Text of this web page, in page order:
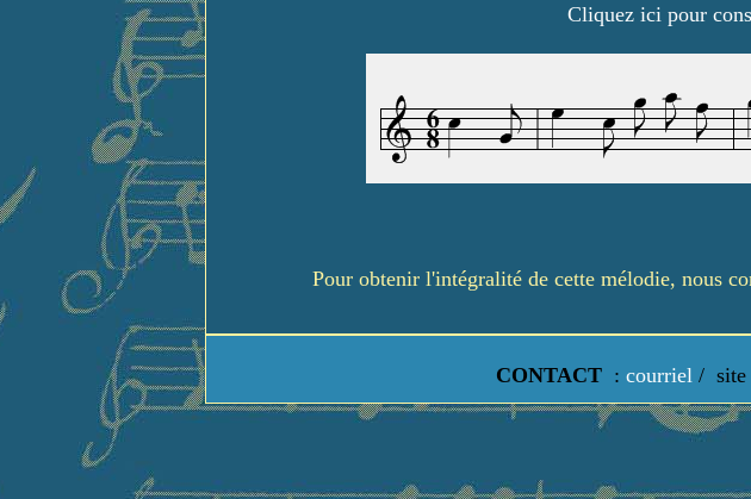
Cliquez ici pour
Pour obtenir l'intégralité de cette mélodie, nous
CONTACT : courriel / site